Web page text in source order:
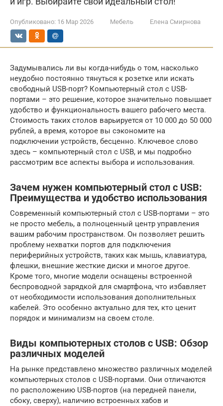
Опубликовано: 16 Мар 2026 Мебель Елена Смирнова
Задумывались ли вы когда-нибудь о том, насколько
неудобно постоянно тянуться к розетке или искать
свободный USB-порт? Компьютерный стол с USB-
портами – это решение, которое значительно повышает
удобство и функциональность вашего рабочего места.
Стоимость таких столов варьируется от 10 000 до 50 000
рублей, а время, которое вы сэкономите на
подключении устройств, бесценно. Ключевое слово
здесь – компьютерный стол с USB, и мы подробно
рассмотрим все аспекты выбора и использования.
Зачем нужен компьютерный стол с USB:
Преимущества и удобство использования
Современный компьютерный стол с USB-портами – это
не просто мебель, а полноценный центр управления
вашим рабочим пространством. Он позволяет решить
проблему нехватки портов для подключения
периферийных устройств, таких как мышь, клавиатура,
флешки, внешние жесткие диски и многое другое.
Кроме того, многие модели оснащены встроенной
беспроводной зарядкой для смартфона, что избавляет
от необходимости использования дополнительных
кабелей. Это особенно актуально для тех, кто ценит
порядок и минимализм на своем столе.
Виды компьютерных столов с USB: Обзор
различных моделей
На рынке представлено множество различных моделей
компьютерных столов с USB-портами. Они отличаются
по расположению USB-портов (на передней панели,
сбоку, сверху), наличию встроенных хабов и